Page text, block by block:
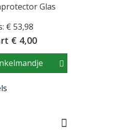
Glas
€ 53,98
€ 4,00